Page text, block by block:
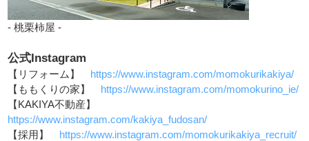
- 桃栗柿屋 -
公式Instagram
【リフォーム】
https://www.instagram.com/momokurikakiya/
【ももくりの家】
https://www.instagram.com/momokurino_ie/
【KAKIYA不動産】
https://www.instagram.com/kakiya_fudosan/
【採用】
https://www.instagram.com/momokurikakiya_recruit/